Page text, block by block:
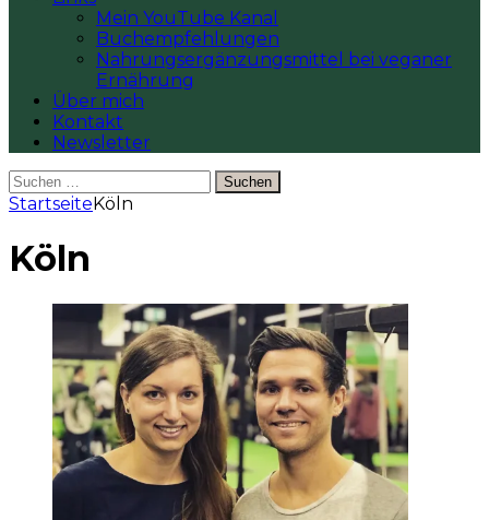
Mein YouTube Kanal
Buchempfehlungen
Nahrungsergänzungsmittel bei veganer
Ernährung
Über mich
Kontakt
Newsletter
Suchen
nach:
StartseiteKöln
Köln